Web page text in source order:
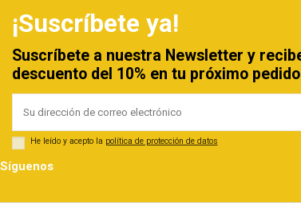
¡Suscríbete ya!
Suscríbete a nuestra Newsletter y
descuento del 10% en tu próximo pedido
He leído y acepto la política de protección de datos
Síguenos